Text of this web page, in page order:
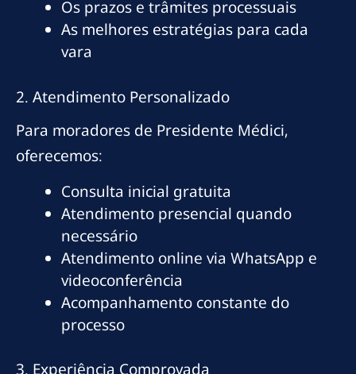
Os prazos e trâmites processuais
As melhores estratégias para cada
vara
2. Atendimento Personalizado
Para moradores de Presidente Médici,
oferecemos:
Consulta inicial gratuita
Atendimento presencial quando
necessário
Atendimento online via WhatsApp e
videoconferência
Acompanhamento constante do
processo
3. Experiência Comprovada